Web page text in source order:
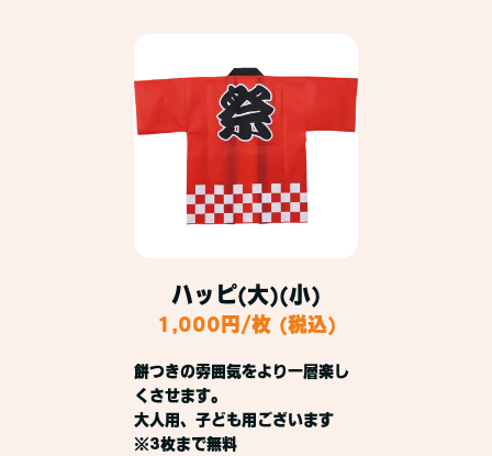
ハッピ(大)(小)
1,000円/枚 (税込)
餅つきの雰囲気をより一層楽し
くさせます。
大人用、子ども用ございます
※3枚まで無料